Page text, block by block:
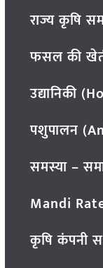
राज्य कृषि
फसल की
उद्यानिकी
पशुपालन
समस्या –
Mandi
कृषि कंपनी